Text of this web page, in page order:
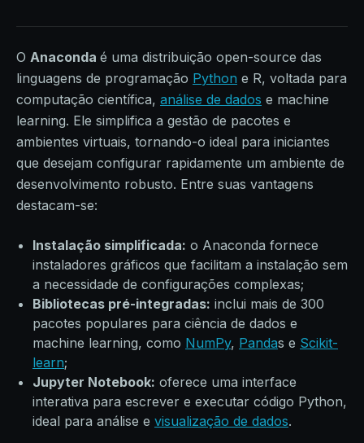
O Anaconda é uma distribuição open-source das
linguagens de programação Python e R, voltada para
computação científica, análise de dados e machine
learning. Ele simplifica a gestão de pacotes e
ambientes virtuais, tornando-o ideal para iniciantes
que desejam configurar rapidamente um ambiente de
desenvolvimento robusto. Entre suas vantagens
destacam-se:
Instalação simplificada: o Anaconda fornece
instaladores gráficos que facilitam a instalação sem
a necessidade de configurações complexas;
Bibliotecas pré-integradas: inclui mais de 300
pacotes populares para ciência de dados e
machine learning, como NumPy, Pandas e Scikit-
learn;
Jupyter Notebook: oferece uma interface
interativa para escrever e executar código Python,
ideal para análise e visualização de dados.